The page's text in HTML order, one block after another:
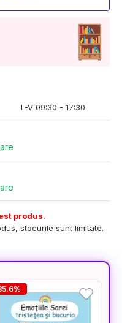
L-V 09:30 - 17:30
produs.
stocurile sunt limitate.